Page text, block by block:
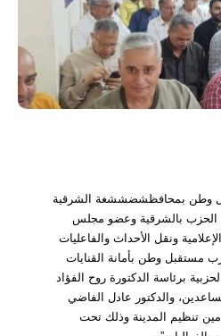
وطن بمحافظشضششغة الشرقية
الحزب بالشرقية وعضو مجلس
ونقل الأحداث والفاعليات
مستقبل وطن بأمانة القنايات
برئاسة الدكتورة روح الفؤاد
والدكتور عادل الفاضي
تنظيم المدينة وذلك تحت